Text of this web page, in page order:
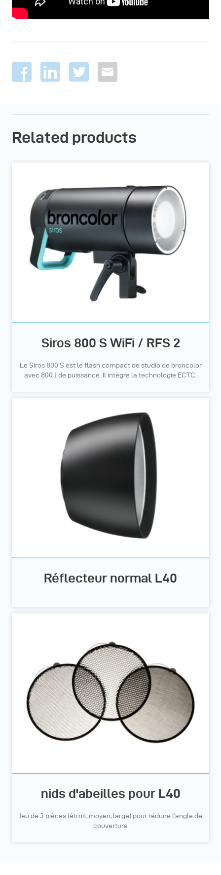
Related products
Siros 800 S WiFi / RFS 2
Le Siros 800 S est le flash compact de studio de broncolor
avec 800 J de puissance. Il intègre la technologie ECTC.
Réflecteur normal L40
nids d'abeilles pour L40
Jeu de 3 pièces (étroit, moyen, large) pour réduire l'angle de
couverture